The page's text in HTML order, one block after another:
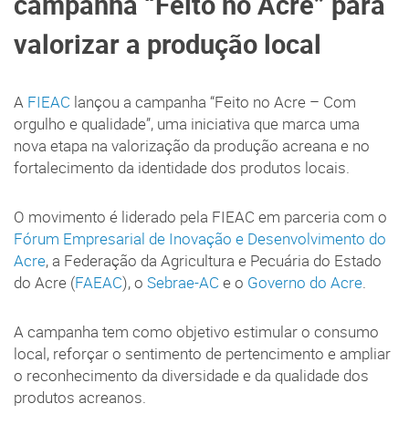
valorizar a produção local
A FIEAC lançou a campanha “Feito no Acre – Com
orgulho e qualidade”, uma iniciativa que marca uma
nova etapa na valorização da produção acreana e no
fortalecimento da identidade dos produtos locais.
O movimento é liderado pela FIEAC em parceria com o
Fórum Empresarial de Inovação e Desenvolvimento do
Acre, a Federação da Agricultura e Pecuária do Estado
do Acre (FAEAC), o Sebrae-AC e o Governo do Acre.
A campanha tem como objetivo estimular o consumo
local, reforçar o sentimento de pertencimento e ampliar
o reconhecimento da diversidade e da qualidade dos
produtos acreanos.